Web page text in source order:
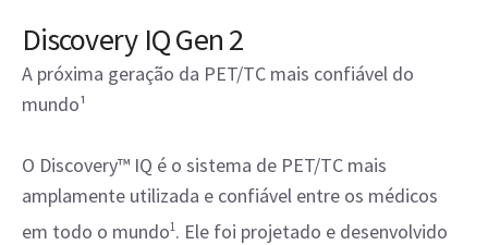
Discovery IQ Gen 2
A próxima geração da PET/TC mais confiável do
mundo¹
O Discovery™ IQ é o sistema de PET/TC mais
amplamente utilizada e confiável entre os médicos
em todo o mundo1. Ele foi projetado e desenvolvido